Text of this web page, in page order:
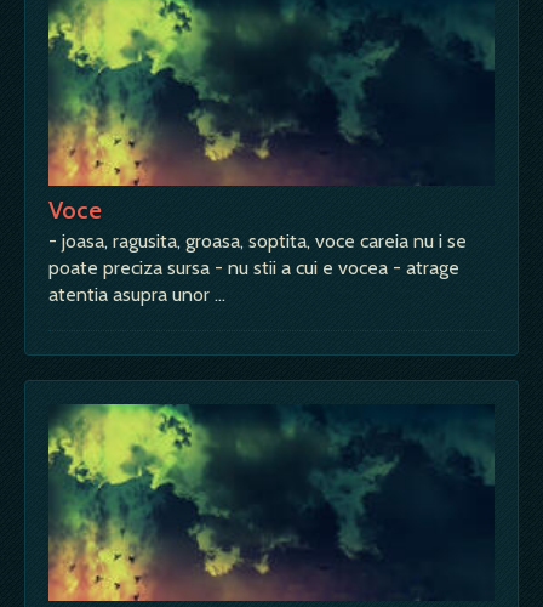
Voce
- joasa, ragusita, groasa, soptita, voce careia nu i se
poate preciza sursa - nu stii a cui e vocea - atrage
atentia asupra unor …